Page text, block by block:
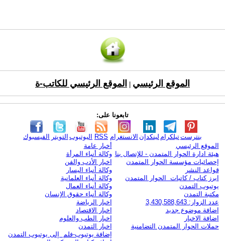
الموقع الرئيسي الموقع الرئيسي للكاتب-ة
تابعونا على:
الفيسبوك التويتر اليوتيوب RSS الانستغرام لينكدإن تيلكرامبنترست
الموقع الرئيسي
هيئة ادارة الحوار المتمدن - للإتصال بنا
إحصائيات مؤسسة الحوار المتمدن
قواعد النشر
ابرز كتاب / كاتبات الحوار المتمدن
يوتيوب التمدن
مكتبة التمدن
عدد الزوار: 3,430,588,643
اضافة موضوع جديد
اضافة الاخبار
حملات الحوار المتمدن التضامنية
أخبار عامة
وكالة أنباء المرأة
اخبار الأدب والفن
وكالة أنباء اليسار
وكالة أنباء العلمانية
وكالة أنباء العمال
وكالة أنباء حقوق الإنسان
اخبار الرياضة
اخبار الاقتصاد
اخبار الطب والعلوم
اخبار التمدن
إضافة يوتيوب-فلم إلى يوتيوب التمدن